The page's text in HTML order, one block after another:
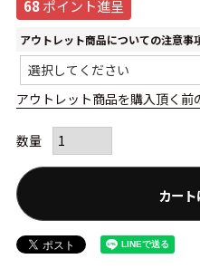
68ポイント進呈
アウトレット商品についての注意事
アウトレット商品を購入頂く
カー